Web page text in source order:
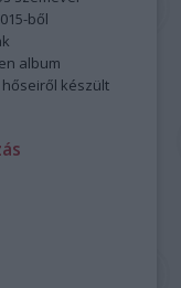
ből
album
hőseiről készült